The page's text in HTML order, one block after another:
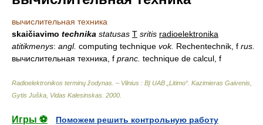
вычислительная техника
skaičiavimo technika statusas T sritis radioelektronika
atitikmenys: angl. computing technique vok. Rechentechnik, f rus.
вычислительная техника, f pranc. technique de calcul, f
Radioelektronikos terminų žodynas. – Vilnius : BĮ UAB „Litimo“ Kazimieras Gaivenis,
Gytis Juška, Vidas Kalesinskas 2000
Игры ⚽
Поможем решить контрольную работу